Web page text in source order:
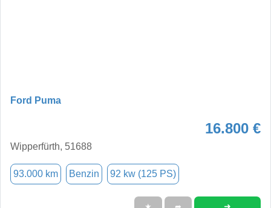
Ford Puma
16.800 €
Wipperfürth, 51688
93.000 km Benzin 92 kw (125 PS)